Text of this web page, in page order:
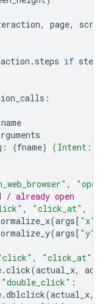
, page,
. steps if step
:
name
{fname} (Intent:
,
/ already open
, "click_at" ,
(args[ "x"
(args[ "y"
, "click_at"
.click(actual_x,
"double_click" :
.dblclick(actual_x,